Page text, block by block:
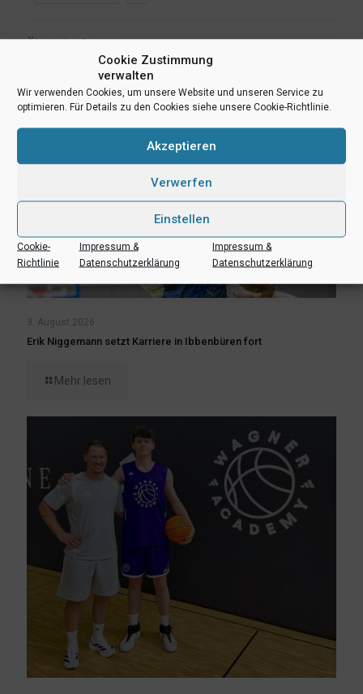
Cookie Zustimmung
verwalten
Wir verwenden Cookies, um unsere Website und unseren Service zu
optimieren. Für Details zu den Cookies siehe unsere Cookie-Richtlinie.
Akzeptieren
Verwerfen
Einstellen
Cookie-
Richtlinie
Impressum &
Datenschutzerklärung
Impressum &
Datenschutzerklärung
Ähnliche Beiträge
3. August 2026
Erik Niggemann setzt Karriere in Ibbenbüren fort
Mehr lesen